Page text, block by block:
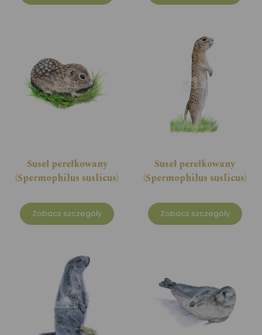
Suseł perełkowany
(Spermophilus suslicus)
Zobacz szczegóły
Suseł perełkowany
(Spermophilus suslicus)
Zobacz szczegóły